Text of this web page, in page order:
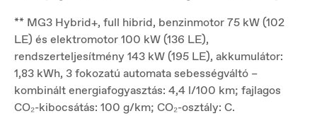
** MG3 Hybrid+, full hibrid, benzinmotor 75 kW (102
LE) és elektromotor 100 kW (136 LE),
rendszerteljesítmény 143 kW (195 LE), akkumulátor:
1,83 kWh, 3 fokozatú automata sebességváltó –
kombinált energiafogyasztás: 4,4 l/100 km; fajlagos
CO₂-kibocsátás: 100 g/km; CO₂-osztály: C.